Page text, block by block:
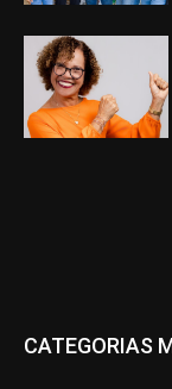
CATEGORIAS